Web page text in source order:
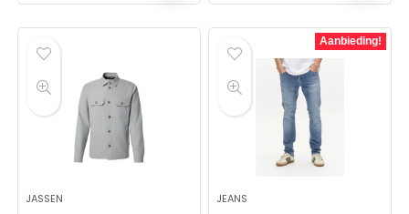
JASSEN
Aanbieding!
JEANS